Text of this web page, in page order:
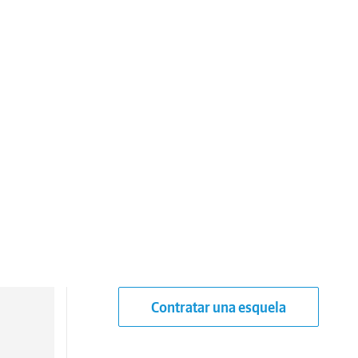
Contratar una esquela